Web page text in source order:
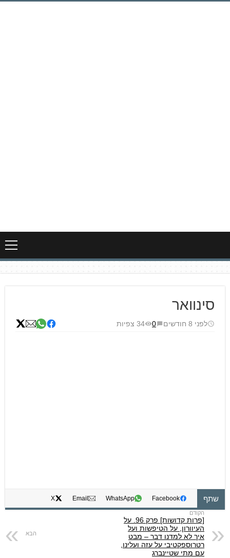
לדלג
סינוואר
לפני 8 חודשים 0 34 צפיות
שתף Facebook
WhatsApp
Email
X
[פרות קדושות] פרק 96. על
העיוורון, על הטיפשות ועל
איך לא למדנו דבר – מבט
רטרוספקטיבי על עזה ועלינו,
עם מתי שטיינברג